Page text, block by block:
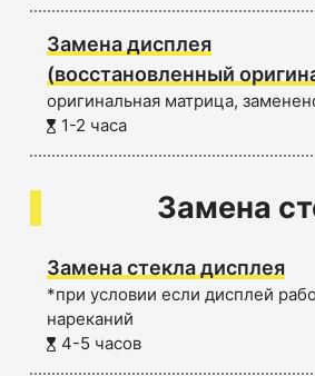
Замена дисплея
(восстановленный
оригинальная матрица,
1-2 часа
Замена
Замена стекла дисплея
*при условии если дисплей
нареканий
4-5 часов